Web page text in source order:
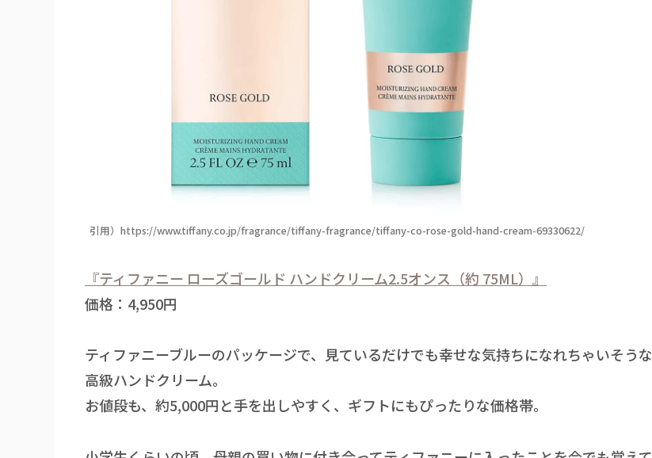
引用）https://www.tiffany.co.jp/fragrance/tiffany-fragrance/tiffany-co-rose-gold-hand-cream-69330622/
『ティファニー ローズゴールド ハンドクリーム2.5オンス（約 75ML）』
価格：4,950円
ティファニーブルーのパッケージで、見ているだけでも幸せな気持ちになれちゃいそうな
高級ハンドクリーム。
お値段も、約5,000円と手を出しやすく、ギフトにもぴったりな価格帯。